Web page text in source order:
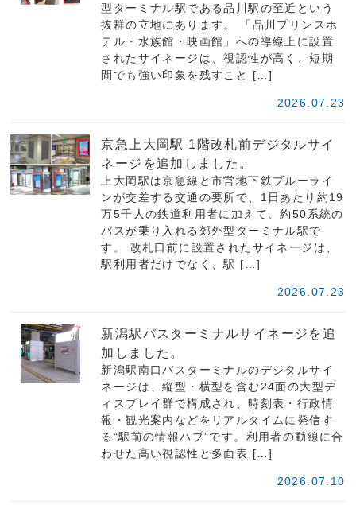
2026.07.23
型ターミナル駅である品川駅の至近という
抜群の立地にあります。 「品川プリンスホ
テル・水族館・映画館」への導線上に設置
されたサイネージは、視認性が高く、短期
間でも強い印象を残すこと […]
2026.07.23
京急上大岡駅 1階改札前デジタルサイ
ネージを追加しました。
上大岡駅は京急線と市営地下鉄ブルーライ
ンが交差する交通の要所で、1日あたり約19
万5千人の鉄道利用者に加えて、約50系統の
バスが乗り入れる郊外型ターミナル駅で
す。 改札口前に設置されたサイネージは、
駅利用者だけでなく、駅 […]
2026.07.10
新潟駅バスターミナルサイネージを追
加しました。
新潟駅南口バスターミナルのデジタルサイ
ネージは、縦型・横型を含む24面の大型デ
ィスプレイ群で構成され、時刻表・行政情
報・観光案内などをリアルタイムに発信す
る“駅前の情報ハブ”です。利用者の動線に合
わせた高い視認性と多面表 […]